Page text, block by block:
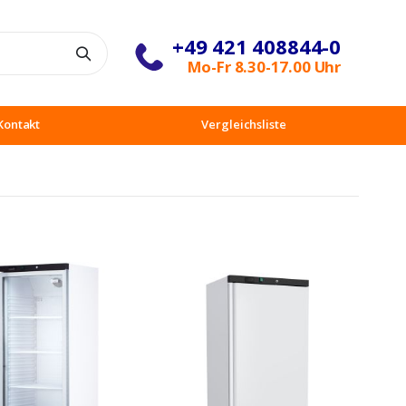
+49 421 408844-0
Mo-Fr 8.30-17.00 Uhr
Vergleichsliste